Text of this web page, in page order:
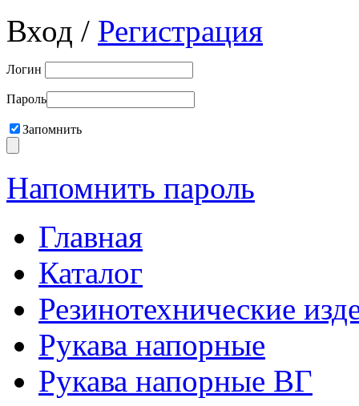
Вход / Регистрация
Логин
Пароль
Запомнить
Напомнить пароль
Главная
Каталог
Резинотехнические
Рукава напорные
Рукава напорные ВГ